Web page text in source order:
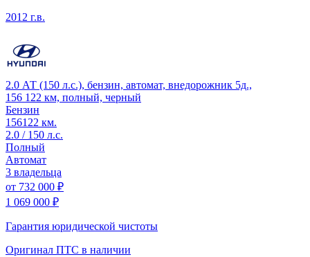
2012 г.в.
2.0 АТ (150 л.с.), бензин, автомат, внедорожник 5д.,
156 122 км, полный, черный
Бензин
156122 км.
2.0 / 150 л.с.
Полный
Автомат
3 владельца
от 732 000 ₽
1 069 000 ₽
Гарантия юридической чистоты
Оригинал ПТС в наличии